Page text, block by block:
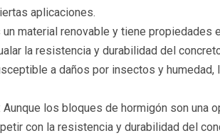
aplicaciones.
un material renovable y tiene propiedades
la resistencia y durabilidad del
a daños por insectos y
los bloques de hormigón son una
con la resistencia y durabilidad del